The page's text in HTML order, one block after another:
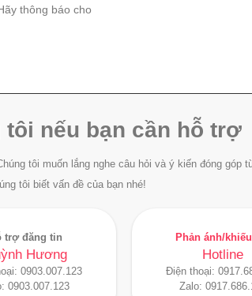
thông báo cho
nếu bạn cần hỗ trợ
tôi muốn lắng nghe câu hỏi và ý kiến đóng góp
tôi biết vấn đề của bạn nhé!
trợ đăng tin
Hương
0903.007.123
0903.007.123
Phản ánh/
Hotline
Điện thoại:
Zalo: